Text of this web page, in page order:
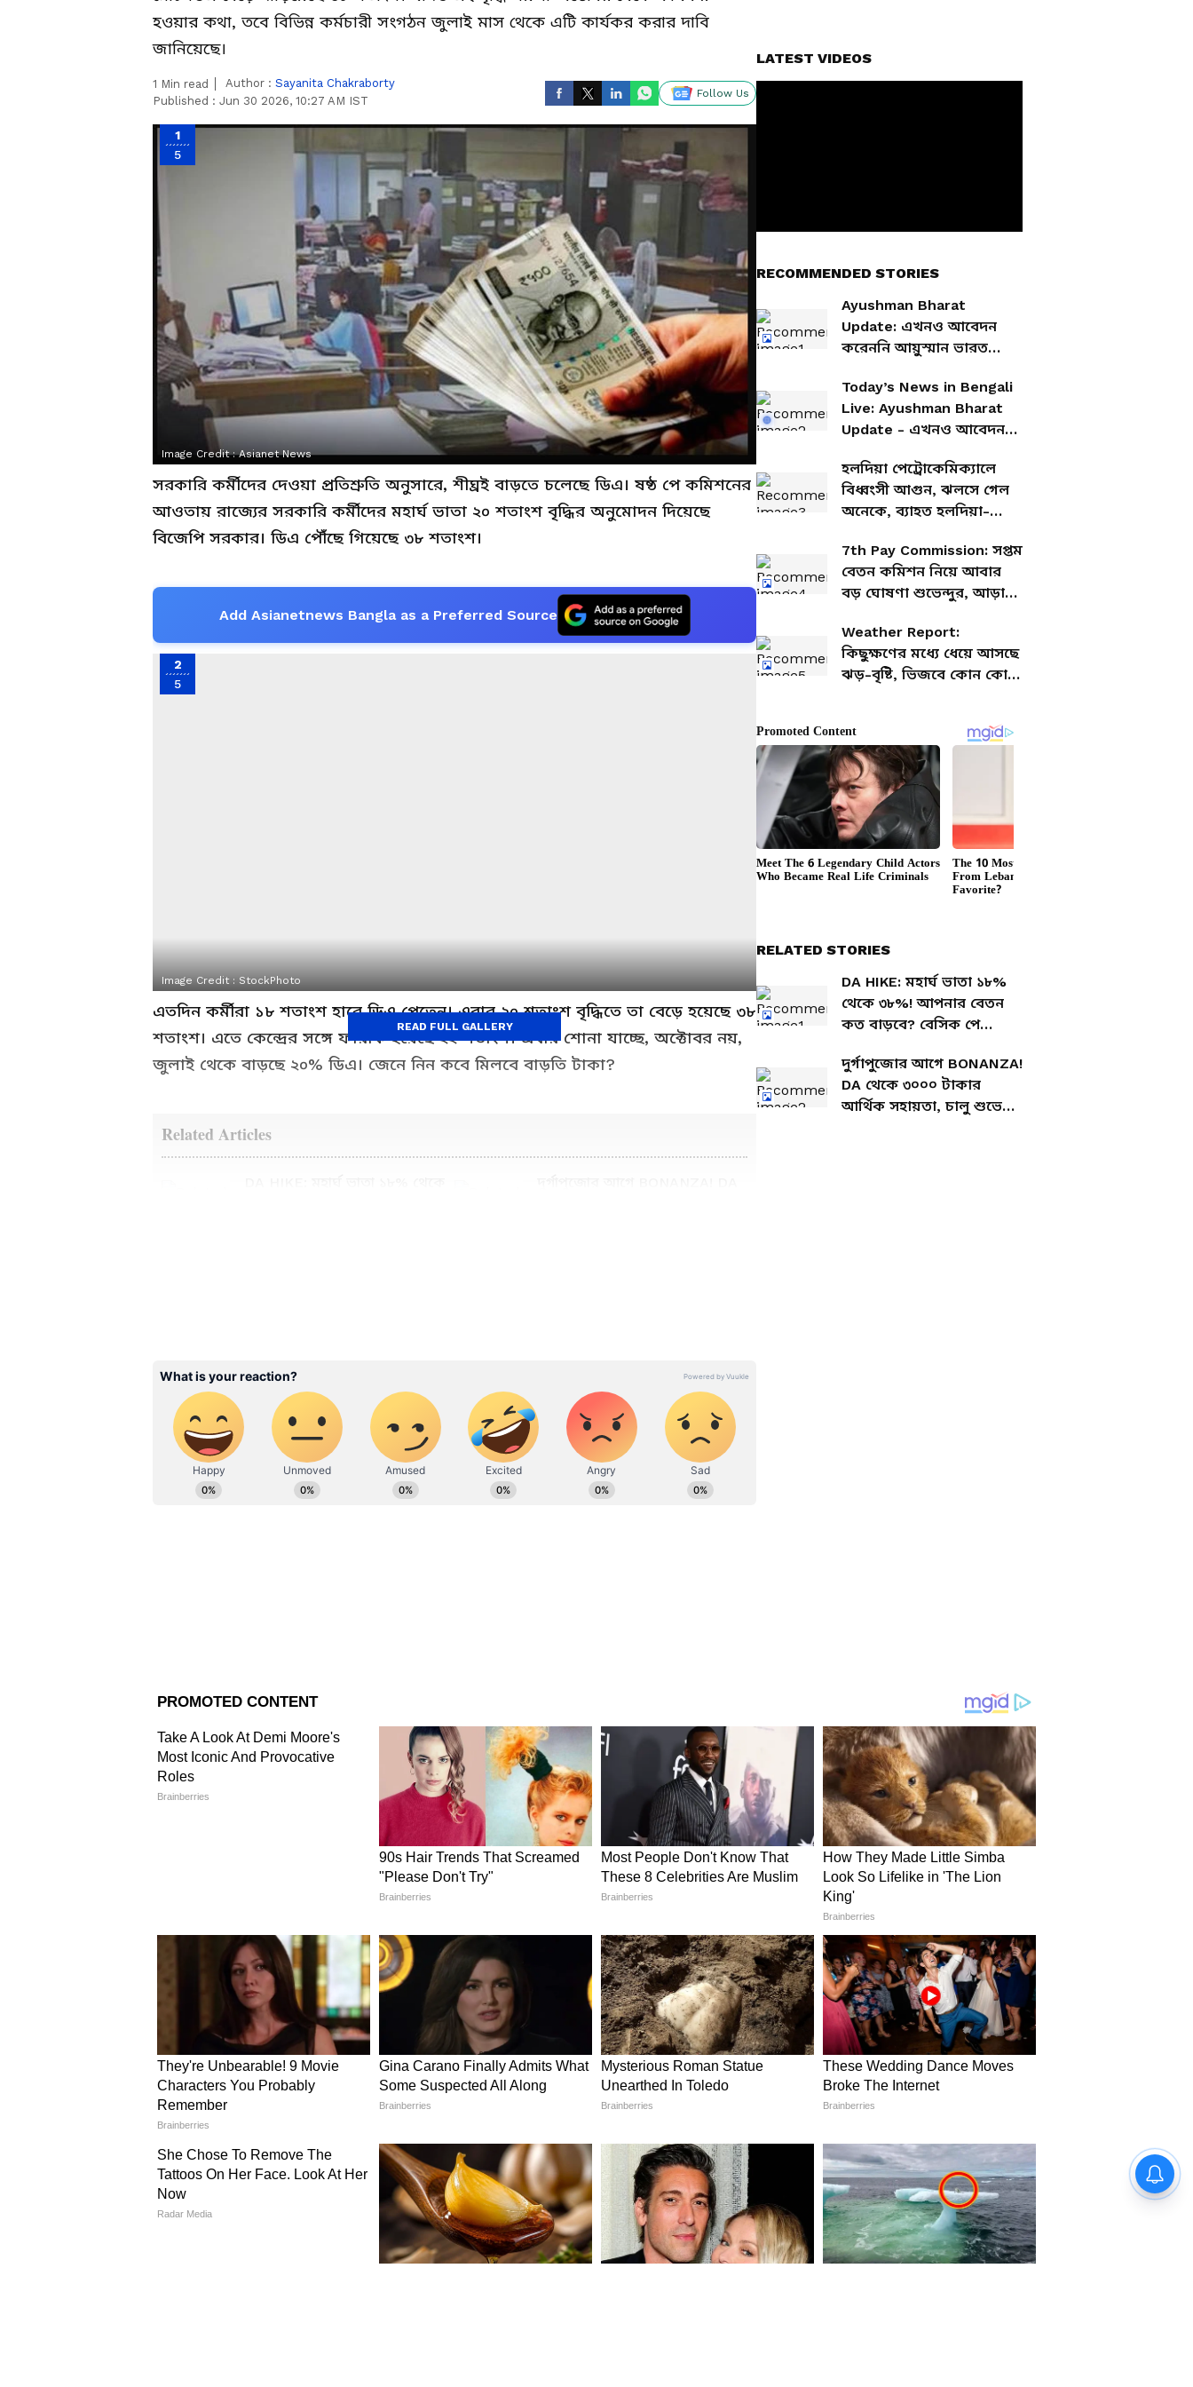
হওয়ার কথা, তবে বিভিন্ন কর্মচারী সংগঠন জুলাই মাস থেকে এটি কার্যকর করার দাবি
জানিয়েছে।
1 Min read Author : Sayanita Chakraborty
Published : Jun 30 2026, 10:27 AM IST
Follow Us
1
5
Image Credit :Asianet News
সরকারি কর্মীদের দেওয়া প্রতিশ্রুতি অনুসারে, শীঘ্রই বাড়তে চলেছে ডিএ। ষষ্ঠ পে কমিশনের
আওতায় রাজ্যের সরকারি কর্মীদের মহার্ঘ ভাতা ২০ শতাংশ বৃদ্ধির অনুমোদন দিয়েছে
বিজেপি সরকার। ডিএ পৌঁছে গিয়েছে ৩৮ শতাংশ।
Add Asianetnews Bangla as a Preferred Source
2
5
Image Credit : StockPhoto
এতদিন কর্মীরা ১৮ শতাংশ হারে ডিএ পেতেন। এবার ২০ শতাংশ বৃদ্ধিতে তা বেড়ে হয়েছে ৩৮
শতাংশ। এতে কেন্দ্রের সঙ্গে ফারাক হয়েছে ২২ শতাংশ। এবার শোনা যাচ্ছে, অক্টোবর নয়,
জুলাই থেকে বাড়ছে ২০% ডিএ। জেনে নিন কবে মিলবে বাড়তি টাকা?
Related Articles
4
5
Image Credit :Gemini
এদিকে বঙ্গীয় শিক্ষক ও শিক্ষাকর্মী সমিতির সাধারণ সম্পাদক স্বপন মণ্ডল বলেন, সরকারের
ডিএ বৃদ্ধির সিদ্ধান্ত অত্যন্ত ইতিবাচক। তবে বাকি ২২ শতাংশ ডিএ চলতি বছরের ডিসেম্বরের
মধ্যেই পরিশোধ যাতে করা হয় তা নিয়ে সরকারের কাছে আবেদন জানানো হবে।
5
READ FULL GALLERY
LATEST VIDEOS
RECOMMENDED STORIES
Ayushman Bharat
Update: এখনও আবেদন
করেননি আয়ুস্মান ভারত
পদ্ধতি
Today’s News in Bengali
Live: Ayushman Bharat
Update - এখনও আবেদন
যোজনায়? জানুন আবেদন
পদ্ধতি
হলদিয়া পেট্রোকেমিক্যালে
বিধ্বংসী আগুন, ঝলসে গেল
অনেকে, ব্যাহত হলদিয়া-
7th Pay Commission: সপ্তম
বেতন কমিশন নিয়ে আবার
বড় ঘোষণা শুভেন্দুর, আড়াই
Weather Report:
কিছুক্ষণের মধ্যে ধেয়ে আসছে
ঝড়-বৃষ্টি, ভিজবে কোন কোন
RELATED STORIES
DA HIKE: মহার্ঘ ভাতা ১৮%
থেকে ৩৮%! আপনার বেতন
কত বাড়বে? বেসিক পে
হিসাব
দুর্গাপুজোর আগে BONANZA!
DA থেকে ৩০০০ টাকার
আর্থিক সহায়তা, চালু শুভেন্দু